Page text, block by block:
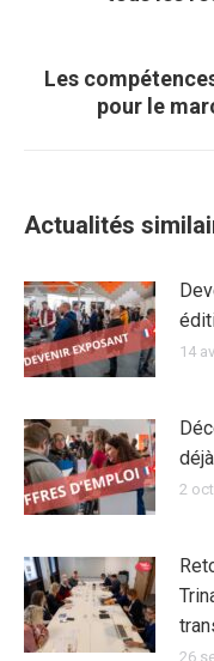
Les
pour le
Actualités
14
2
26